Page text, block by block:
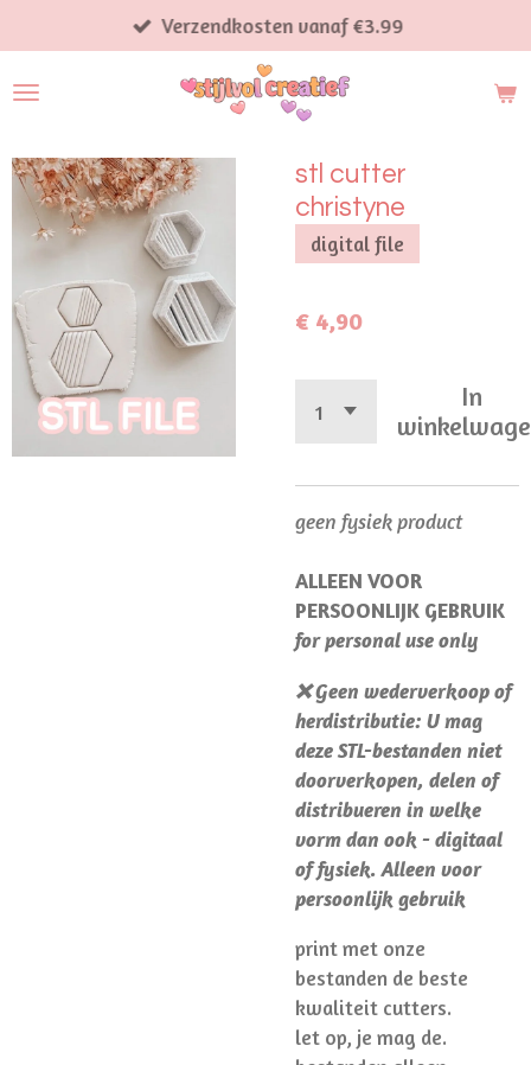
direct
naar
Verzendkosten vanaf €3.99
stl cutter
christyne
digital file
€ 4,90
In
geen fysiek product
ALLEEN VOOR
PERSOONLIJK GEBRUIK
for personal use only
❌ Geen wederverkoop of
herdistributie: U mag
deze STL-bestanden niet
doorverkopen, delen of
distribueren in welke
vorm dan ook - digitaal
of fysiek. Alleen voor
persoonlijk gebruik
print met onze
bestanden de beste
kwaliteit cutters.
let op, je mag de.